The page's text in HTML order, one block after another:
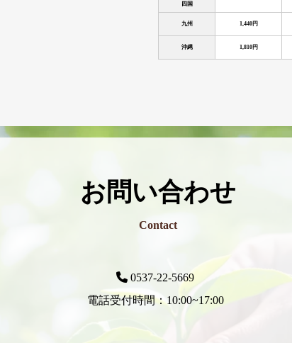
四国
九州 1,440円
沖縄 1,810円
お問い合わせ
Contact
0537-22-5669
電話受付時間：10:00~17:00